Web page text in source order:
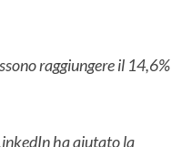
raggiungere il 14,6%
ha aiutato la